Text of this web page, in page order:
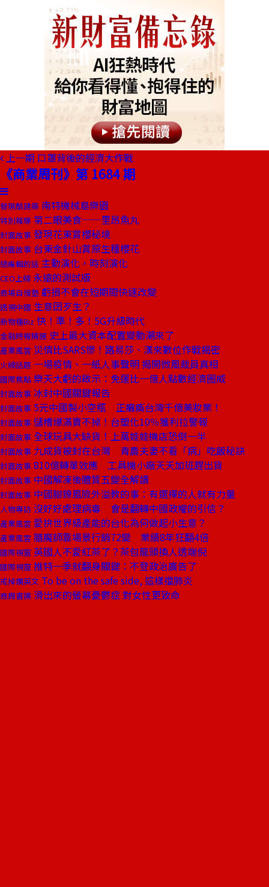
上一期 口罩背後的經濟大作戰
《商業周刊》第 1684 期
發現酷建築 南特機械島樂園
特別報導 第二眼美食──里昂魚丸
封面故事 發現花東賞櫻秘境
封面故事 台東金針山賞原生種櫻花
總編輯的話 主動演化，時刻演化
CEO上線 永遠的測試版
商場自慢塾 虧損不會在短期間快速改變
透視中國 生意囝歹生？
新物種Biz 快！準！多！5G升級時代
金融時報精選 史上最大資本配置變動潮來了
產業風雲 災情比SARS慘！路易莎、漢來數位作戰揭密
火線話題 一場疫情、一紙人事聲明 揭開微風裁員真相
國際焦點 樂天大虧的啟示：免運比一億人點數經濟圈威
封面故事 冰封中國關鍵報告
封面故事 5元中國製小空瓶 正癱瘓台灣千億美妝業！
封面故事 儲槽爆滿賣不掉！台塑化10％獲利拉警報
封面故事 全球玩具大缺貨！上萬娃娃機店恐倒一半
封面故事 九成貨被封在台灣 青農夫妻不看「病」吃飯秘訣
封面故事 810億轉單效應 工具機小廠天天加班趕出貨
封面故事 中國解凍後體質五變全解讀
封面故事 中國腳鐐風險外溢教的事：有選擇的人就有力量
人物專訪 沒好好處理病毒 會是翻轉中國政權的引信？
產業風雲 愛拚世界級產能的台化為何做起小生意？
產業風雲 膳魔師靠場景行銷72變 業績8年狂翻4倍
國際視窗 英國人不愛紅茶了？茶包龍頭換人透端倪
國際視窗 推特一季就翻身關鍵：不登政治廣告了
戒掉爛英文 To be on the safe side, 這樣擋肺炎
商周書摘 滑出來的螢幕憂鬱症 對女性更致命